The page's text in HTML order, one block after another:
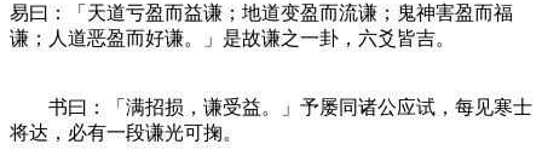
易曰：「天道亏盈而益谦；地道变盈而流谦；鬼神害盈而福
谦；人道恶盈而好谦。」是故谦之一卦，六爻皆吉。
书曰：「满招损，谦受益。」予屡同诸公应试，每见寒士
将达，必有一段谦光可掬。